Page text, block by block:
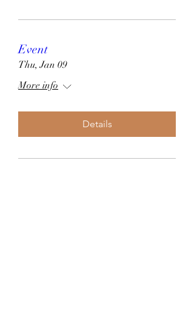
Event
Thu, Jan 09
More info
Details